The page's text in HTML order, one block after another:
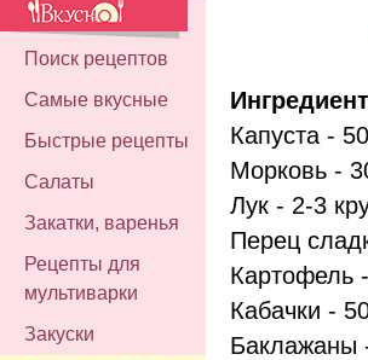
Поиск рецептов
Самые вкусные
Быстрые рецепты
Салаты
Закатки, варенья
Рецепты для
мультиварки
Закуски
Капуста -
Морковь -
Лук - 2-3
Перец
Картофель
Кабачки -
Баклажаны